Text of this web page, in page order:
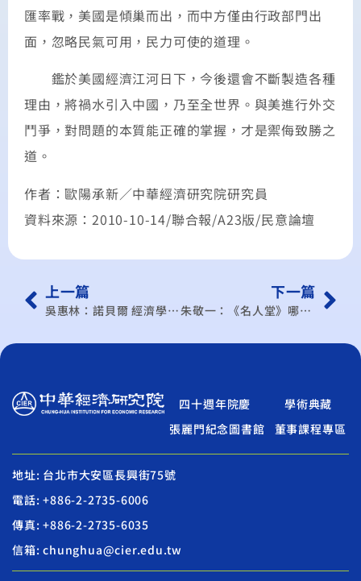
匯率戰，美國是傾巢而出，而中方僅由行政部門出
面，忽略民氣可用，民力可使的道理。
鑑於美國經濟江河日下，今後還會不斷製造各種
理由，將禍水引入中國，乃至全世界。與美進行外交
鬥爭，對問題的本質能正確的掌握，才是禦侮致勝之
道。
作者：歐陽承新／中華經濟研究院研究員
資料來源：2010-10-14/聯合報/A23版/民意論壇
上一篇
吳惠林：諾貝爾 經濟學獎啟 示救失業 政府別幫倒忙
下一篇
朱敬一：《名人堂》哪些事業不宜跨足媒體？
四十週年院慶
學術典藏
張麗門紀念圖書館
董事課程專區
地址: 台北市大安區長興街75號
電話: +886-2-2735-6006
傳真: +886-2-2735-6035
信箱: chunghua@cier.edu.tw